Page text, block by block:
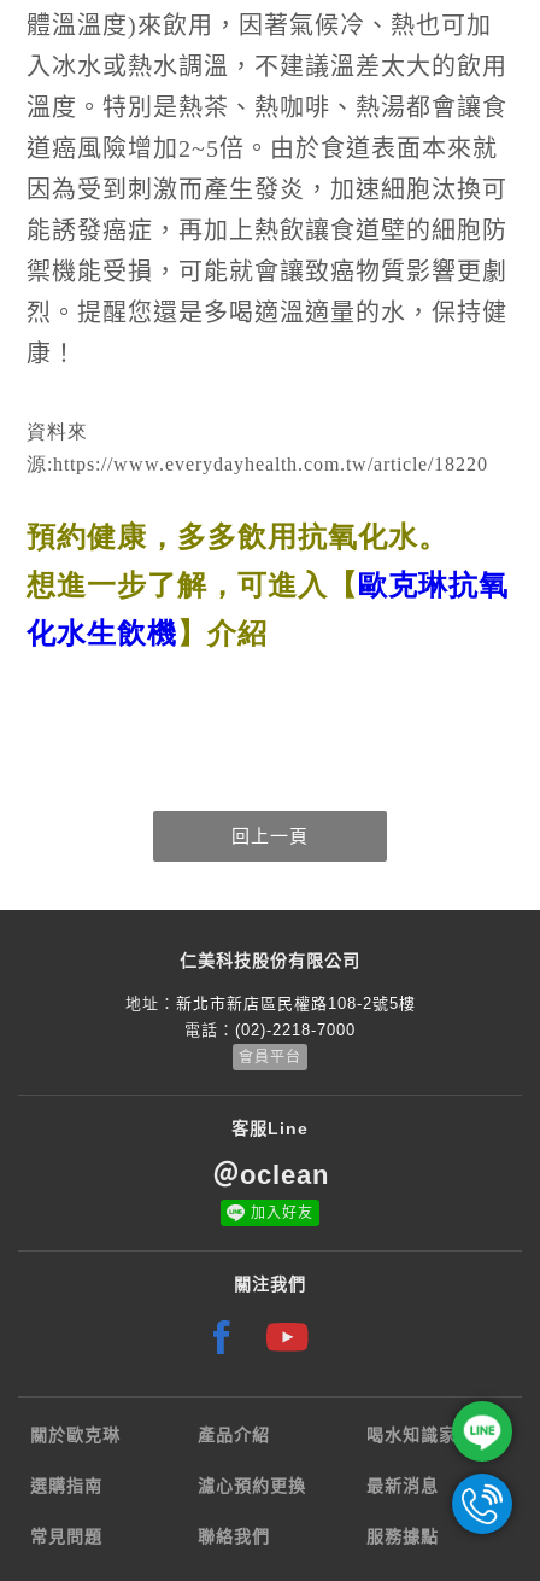
體溫溫度)來飲用，因著氣候冷、熱也可加
入冰水或熱水調溫，不建議溫差太大的飲用
溫度。特別是熱茶、熱咖啡、熱湯都會讓食
道癌風險增加 2~5倍。由於食道表面本來就
因為受到刺激而產生發炎，加速細胞汰換可
能誘發癌症，再加上熱飲讓食道壁的細胞防
禦機能受損，可能就會讓致癌物質影響更劇
烈。提醒您還是多喝適溫適量的水，保持健
康！
資料來
源:https://www.everydayhealth.com.tw/article/18220
預約健康， 多多飲用抗氧化水。
想進一步了解，可進入【 歐克琳抗氧
化水生飲機】介紹
仁美科技股份有限公司
地址： 新北市新店區民權路108-2號5樓
電話： (02)-2218-7000
會員平台
客服Line
＠oclean
加入好友
關注我們
關於歐克琳 產品介紹 喝水知識家
選購指南 濾心預約更換 最新消息
常見問題 聯絡我們 服務據點